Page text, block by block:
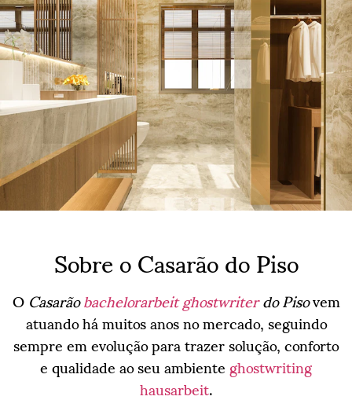
Sobre o Casarão do Piso
OCasarãobachelorarbeit ghostwriterdo Pisovem
atuando há muitos anos no mercado, seguindo
sempre em evolução para trazer solução, conforto
e qualidade ao seu ambienteghostwriting
hausarbeit.